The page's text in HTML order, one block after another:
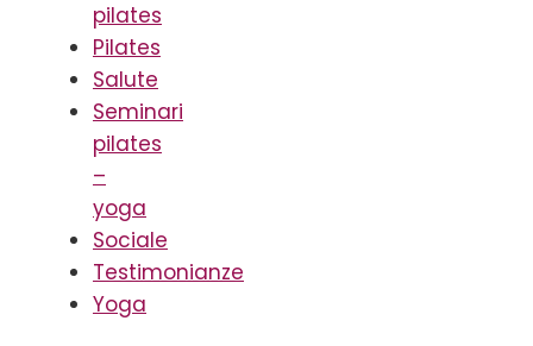
pilates
Pilates
Salute
Seminari
pilates
–
yoga
Sociale
Testimonianze
Yoga